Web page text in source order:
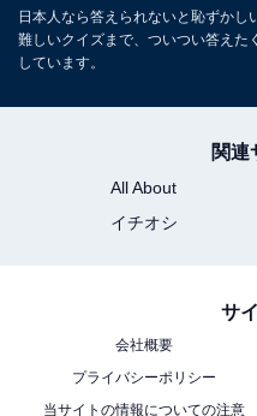
日本人なら答えられないと恥ずか
難しいクイズまで、ついつい答えた
しています。
関連
All About
イチオシ
サ
会社概要
プライバシーポリシー
当サイトの情報についての注意